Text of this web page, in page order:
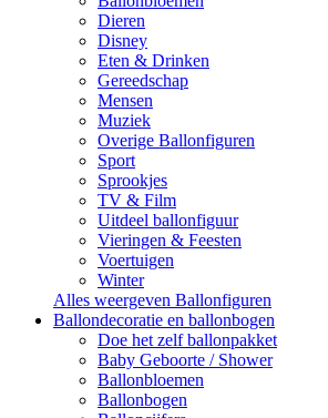
Dieren
Disney
Eten & Drinken
Gereedschap
Mensen
Muziek
Overige Ballonfiguren
Sport
Sprookjes
TV & Film
Uitdeel ballonfiguur
Vieringen & Feesten
Voertuigen
Winter
Alles weergeven Ballonfiguren
Ballondecoratie en ballonbogen
Doe het zelf ballonpakket
Baby Geboorte / Shower
Ballonbloemen
Ballonbogen